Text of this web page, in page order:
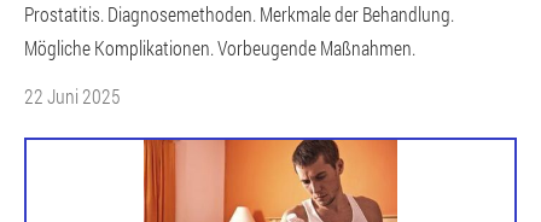
Prostatitis. Diagnosemethoden. Merkmale der Behandlung.
Mögliche Komplikationen. Vorbeugende Maßnahmen.
22 Juni 2025